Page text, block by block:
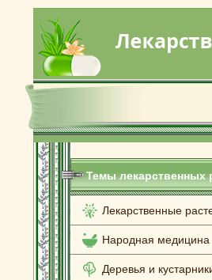
Темы лекарственных
Лекарственные
Народная медицина
Деревья и